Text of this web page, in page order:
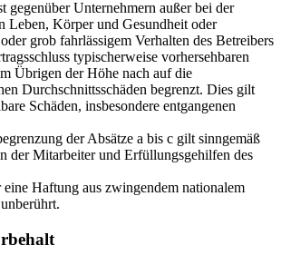
gegenüber Unternehmern außer bei der
Leben, Körper und Gesundheit oder
grob fahrlässigem Verhalten des Betreibers
typischerweise vorhersehbaren
Übrigen der Höhe nach auf die
Durchschnittsschäden begrenzt. Dies gilt
Schäden, insbesondere entgangenen
der Absätze a bis c gilt sinngemäß
der Mitarbeiter und Erfüllungsgehilfen des
Haftung aus zwingendem nationalem